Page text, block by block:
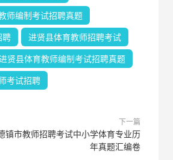
师编制考试招聘真题
聘 进贤县体育教师招聘考试
贤县体育教师编制考试招聘真题
考试招聘
下一篇
镇市教师招聘考试中小学体育专业历
年真题汇编卷